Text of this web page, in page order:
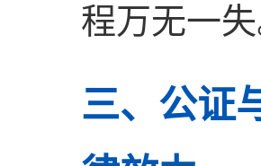
程万无一失
三、公证